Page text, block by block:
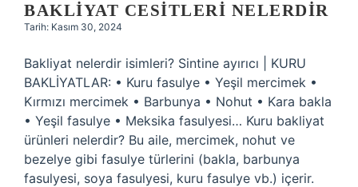
BAKLIYAT CESITLERI NELERDIR
Tarih: Kasım 30, 2024
Bakliyat nelerdir isimleri? Sintine ayırıcı | KURU
BAKLİYATLAR: • Kuru fasulye • Yeşil mercimek •
Kırmızı mercimek • Barbunya • Nohut • Kara bakla
• Yeşil fasulye • Meksika fasulyesi… Kuru bakliyat
ürünleri nelerdir? Bu aile, mercimek, nohut ve
bezelye gibi fasulye türlerini (bakla, barbunya
fasulyesi, soya fasulyesi, kuru fasulye vb.) içerir.